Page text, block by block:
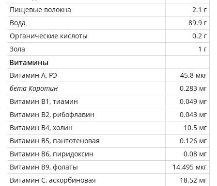
Пищевые волокна
2.1 г
Вода
89.9 г
Органические кислоты
0.2 г
Зола
1 г
Витамины
Витамин А, РЭ
45.8 мкг
бета Каротин
0.283 мг
Витамин В1, тиамин
0.049 мг
Витамин В2, рибофлавин
0.043 мг
Витамин В4, холин
10.5 мг
Витамин В5, пантотеновая
0.126 мг
Витамин В6, пиридоксин
0.08 мг
Витамин В9, фолаты
14.495 мкг
Витамин C, аскорбиновая
18.52 мг